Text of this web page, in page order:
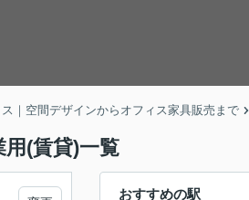
｜空間デザインからオフィス家具販売まで
(賃貸)一覧
おすすめの駅